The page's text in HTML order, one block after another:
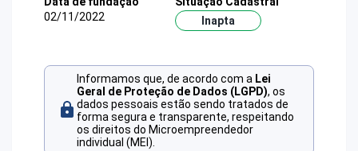
02/11/2022
Inapta
Informamos que, de acordo com a Lei
Geral de Proteção de Dados (LGPD), os
dados pessoais estão sendo tratados de
forma segura e transparente, respeitando
os direitos do Microempreendedor
individual (MEI).